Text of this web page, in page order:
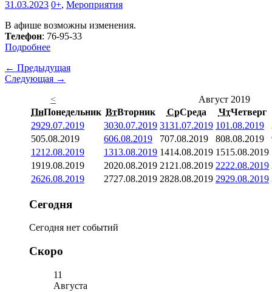
31.03.2023 0+, Мероприятия
В афише возможны изменения.
Телефон: 76-95-33
Подробнее
← Предыдущая
Следующая →
<
Август 2019
ПнПонедельник ВтВторник СрСреда ЧтЧетверг
2929.07.2019 3030.07.2019 3131.07.2019 101.08.2019
505.08.2019 606.08.2019 707.08.2019 808.08.2019
1212.08.2019 1313.08.2019 1414.08.2019 1515.08.2019
1919.08.2019 2020.08.2019 21 21.08.2019 2222.08.2019
2626.08.2019 2727.08.2019 2828.08.2019 2929.08.2019
Сегодня
Сегодня нет событий
Скоро
11
Августа